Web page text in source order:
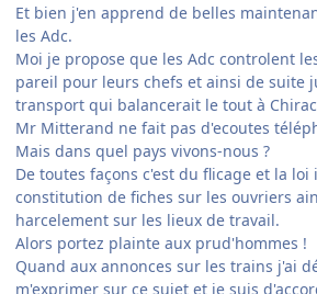
Et bien j'en apprend de belles
les Adc.
Moi je propose que les Adc controlent
pareil pour leurs chefs et ainsi de suite
transport qui balancerait le tout à
Mr Mitterand ne fait pas d'ecoutes
Mais dans quel pays vivons-nous ?
De toutes façons c'est du flicage et la
constitution de fiches sur les ouvriers
harcelement sur les lieux de travail.
Alors portez plainte aux prud'hommes !
Quand aux annonces sur les trains j'ai
m'exprimer sur ce sujet et je suis